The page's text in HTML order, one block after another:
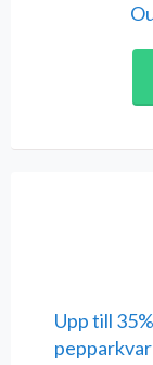
Upp till